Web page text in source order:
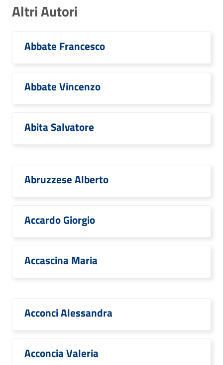
Altri Autori
Abbate Francesco
Abbate Vincenzo
Abita Salvatore
Abruzzese Alberto
Accardo Giorgio
Accascina Maria
Acconci Alessandra
Acconcia Valeria